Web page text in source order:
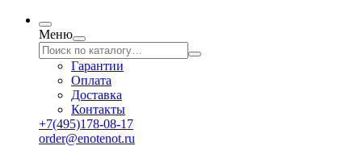
Меню
Гарантии
Оплата
Доставка
Контакты
+7(495)178-08-17
order@enotenot.ru